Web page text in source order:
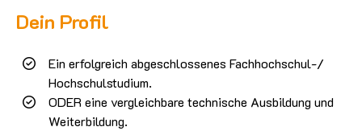
Dein Profil
Ein erfolgreich abgeschlossenes Fachhochschul-/
Hochschulstudium.
ODER eine vergleichbare technische Ausbildung und
Weiterbildung.